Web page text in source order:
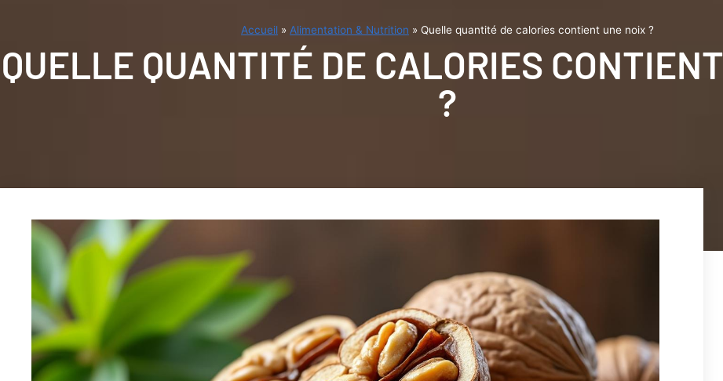
Accueil » Alimentation & Nutrition » Quelle quantité de calories contient une noix ?
QUELLE QUANTITÉ DE CALORIES
?